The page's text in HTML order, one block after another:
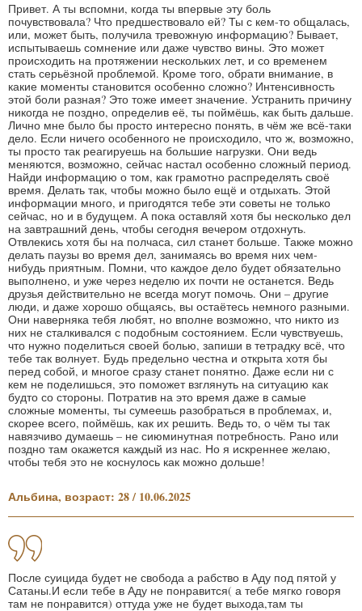
Привет. А ты вспомни, когда ты впервые эту боль
почувствовала? Что предшествовало ей? Ты с кем-то общалась,
или, может быть, получила тревожную информацию? Бывает,
испытываешь сомнение или даже чувство вины. Это может
происходить на протяжении нескольких лет, и со временем
стать серьёзной проблемой. Кроме того, обрати внимание, в
какие моменты становится особенно сложно? Интенсивность
этой боли разная? Это тоже имеет значение. Устранить причину
никогда не поздно, определив её, ты поймёшь, как быть дальше.
Лично мне было бы просто интересно понять, в чём же всё-таки
дело. Если ничего особенного не происходило, что ж, возможно,
ты просто так реагируешь на большие нагрузки. Они ведь
меняются, возможно, сейчас настал особенно сложный период.
Найди информацию о том, как грамотно распределять своё
время. Делать так, чтобы можно было ещё и отдыхать. Этой
информации много, и пригодятся тебе эти советы не только
сейчас, но и в будущем. А пока оставляй хотя бы несколько дел
на завтрашний день, чтобы сегодня вечером отдохнуть.
Отвлекись хотя бы на полчаса, сил станет больше. Также можно
делать паузы во время дел, занимаясь во время них чем-
нибудь приятным. Помни, что каждое дело будет обязательно
выполнено, и уже через неделю их почти не останется. Ведь
друзья действительно не всегда могут помочь. Они – другие
люди, и даже хорошо общаясь, вы остаётесь немного разными.
Они наверняка тебя любят, но вполне возможно, что никто из
них не сталкивался с подобным состоянием. Если чувствуешь,
что нужно поделиться своей болью, запиши в тетрадку всё, что
тебе так волнует. Будь предельно честна и открыта хотя бы
перед собой, и многое сразу станет понятно. Даже если ни с
кем не поделишься, это поможет взглянуть на ситуацию как
будто со стороны. Потратив на это время даже в самые
сложные моменты, ты сумеешь разобраться в проблемах, и,
скорее всего, поймёшь, как их решить. Ведь то, о чём ты так
навязчиво думаешь – не сиюминутная потребность. Рано или
поздно там окажется каждый из нас. Но я искреннее желаю,
чтобы тебя это не коснулось как можно дольше!
Альбина, возраст: 28 / 10.06.2025
После суицида будет не свобода а рабство в Аду под пятой у
Сатаны.И если тебе в Аду не понравится( а тебе мягко говоря
там не понравится) оттуда уже не будет выхода,там ты